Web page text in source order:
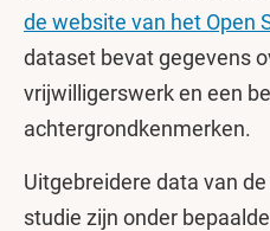
de website van het Open
dataset bevat gegevens
vrijwilligerswerk en een
achtergrondkenmerken.
Uitgebreidere data van
studie zijn onder